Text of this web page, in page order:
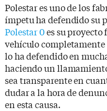
Polestar es uno de los
ímpetu ha defendido su
Polestar 0es su
vehículo
lo ha defendido en
haciendo un
sea transparente en
dudar a la hora de
en esta causa.